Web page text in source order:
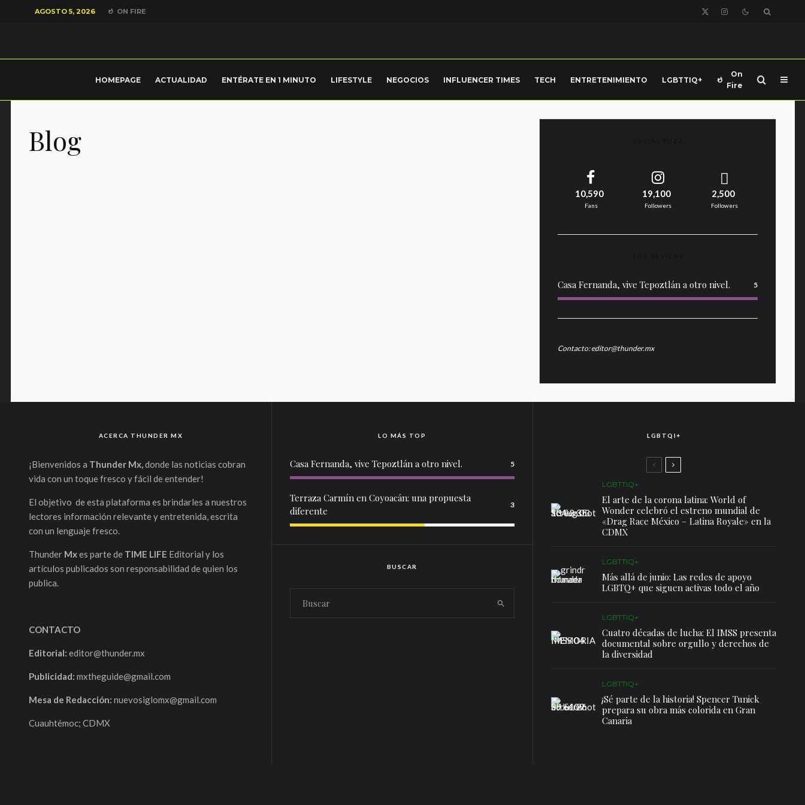
AGOSTO 5, 2026 ON FIRE
HOMEPAGE ACTUALIDAD ENTÉRATE EN 1 MINUTO LIFESTYLE NEGOCIOS INFLUENCER TIMES TECH ENTRETENIMIENTO LGBTTIQ+
On
Fire
Blog
10,590
Fans
19,100
Followers
2,500
Followers
Casa Fernanda, vive Tepoztlán a otro nivel. 5
Contacto: editor@thunder.mx
ACERCA THUNDER MX
¡Bienvenidos a Thunder Mx,donde las noticias cobran
vida con un toque fresco y fácil de entender!
El objetivo de esta plataforma es brindarles a nuestros
lectores información relevante y entretenida, escrita
con un lenguaje fresco.
ThunderMxes parte de TIME LIFE Editorial y los
artículos publicados son responsabilidad de quien los
publica.
CONTACTO
Editorial: editor@thunder.mx
Publicidad: mxtheguide@gmail.com
Mesa de Redacción: nuevosiglomx@gmail.com
Cuauhtémoc; CDMX
LO MÁS TOP
Casa Fernanda, vive Tepoztlán a otro nivel. 5
Terraza Carmín en Coyoacán: una propuesta
diferente
3
BUSCAR
LGBTQI+
LGBTTIQ+
El arte de la corona latina: World of
Wonder celebró el estreno mundial de
«Drag Race México – Latina Royale» en la
CDMX
LGBTTIQ+
Más allá de junio: Las redes de apoyo
LGBTQ+ que siguen activas todo el año
LGBTTIQ+
Cuatro décadas de lucha: El IMSS presenta
documental sobre orgullo y derechos de
la diversidad
LGBTTIQ+
¡Sé parte de la historia! Spencer Tunick
prepara su obra más colorida en Gran
Canaria